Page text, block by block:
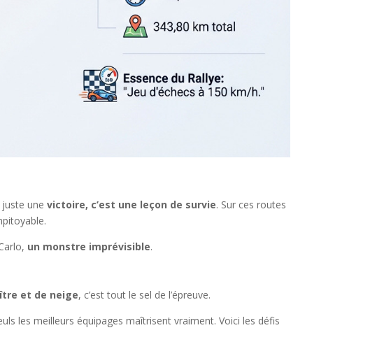
juste unevictoire, c’est une leçon de survie. Sur ces routes
un monstre imprévisible.
et de neige, c’est tout le sel de l’épreuve.
les meilleurs équipages maîtrisent vraiment. Voici les défis